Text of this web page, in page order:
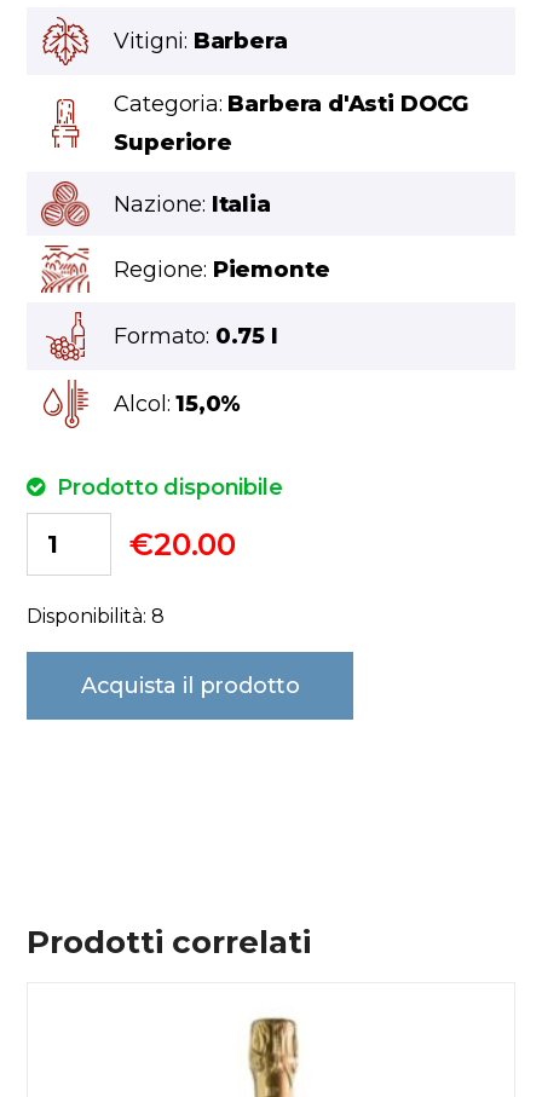
Vitigni: Barbera
Categoria: Barbera d'Asti DOCG
Superiore
Nazione: Italia
Regione: Piemonte
Formato: 0.75 l
Alcol:15,0%
Prodotto disponibile
€20.00
Disponibilità: 8
Acquista il prodotto
Prodotti correlati